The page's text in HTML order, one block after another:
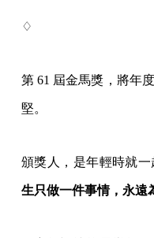
♢
第 61 屆金馬獎，​​將年
堅。
頒獎人，是年輕時就一
生只做一件事情，永遠